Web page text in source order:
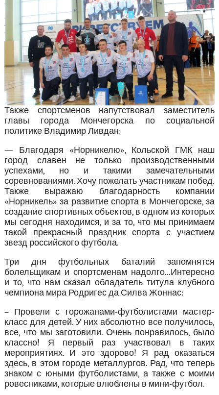
Также спортсменов напутствовал заместитель
главы города Мончегорска по социальной
политике Владимир Ливдан:
— Благодаря «Норникелю», Кольской ГМК наш
город славен не только производственными
успехами, но и такими замечательными
соревнованиями. Хочу пожелать участникам побед.
Также выражаю благодарность компании
«Норникель» за развитие спорта в Мончегорске, за
создание спортивных объектов, в одном из которых
мы сегодня находимся, и за то, что мы принимаем
такой прекрасный праздник спорта с участием
звезд российского футбола.
Три дня футбольных баталий запомнятся
болельщикам и спортсменам надолго...Интересно
и то, что нам сказал обладатель титула клубного
чемпиона мира Родригес да Силва Жоннас:
– Провели с горожанами-футболистами мастер-
класс для детей. У них абсолютно все получилось,
все, что мы заготовили. Очень понравилось, было
классно! Я первый раз участвовал в таких
мероприятиях. И это здорово! Я рад оказаться
здесь, в этом городе металлургов. Рад, что теперь
знаком с юными футболистами, а также с моими
ровесниками, которые влюблены в мини-футбол.